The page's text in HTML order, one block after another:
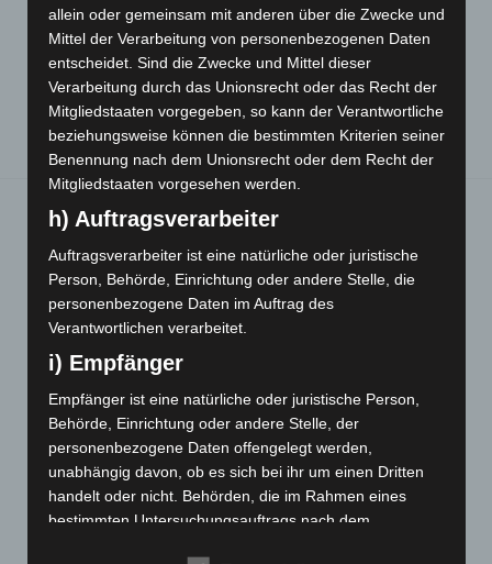
Die Psychosomatik erkundet das Selbst
Die Psychoanalyse erkundet Leiblichkeit
Sie finden mich hier:
Bernd Laserstein, Heilpraktiker, "The
European Certificate of Psychotherapy",
Schwarzwaldstraße 99, 79117 Freiburg,
Telefon: 0761-2172229 (AB)
allein oder gemeinsam mit anderen über die Zwecke und
Mittel der Verarbeitung von personenbezogenen Daten
entscheidet. Sind die Zwecke und Mittel dieser
Verarbeitung durch das Unionsrecht oder das Recht der
Mitgliedstaaten vorgegeben, so kann der Verantwortliche
beziehungsweise können die bestimmten Kriterien seiner
Benennung nach dem Unionsrecht oder dem Recht der
Mitgliedstaaten vorgesehen werden.
h) Auftragsverarbeiter
Auftragsverarbeiter ist eine natürliche oder juristische
Person, Behörde, Einrichtung oder andere Stelle, die
personenbezogene Daten im Auftrag des
Verantwortlichen verarbeitet.
i) Empfänger
Empfänger ist eine natürliche oder juristische Person,
Behörde, Einrichtung oder andere Stelle, der
personenbezogene Daten offengelegt werden,
unabhängig davon, ob es sich bei ihr um einen Dritten
handelt oder nicht. Behörden, die im Rahmen eines
bestimmten Untersuchungsauftrags nach dem